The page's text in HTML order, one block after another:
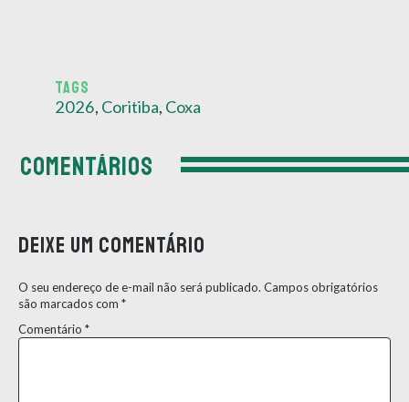
TAGS
2026, Coritiba, Coxa
COMENTÁRIOS
Deixe um comentário
O seu endereço de e-mail não será publicado. Campos obrigatórios
são marcados com *
Comentário *